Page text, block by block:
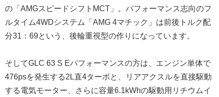
の「AMGスピードシフトMCT」。パフォーマンス志向のフ
ルタイム4WDシステム「AMG 4マチック」は前後トルク配
分31：69という、後輪重視型の作りになっています。
そしてGLC 63 S Eパフォーマンスの方は、エンジン単体で
476psを発生する2L直4ターボと、リアアクスルを直接駆動
する電気モーター、さらに容量6.1kWhの駆動用リチウムイ